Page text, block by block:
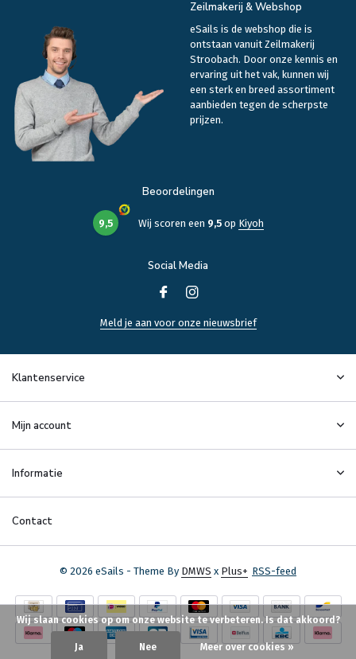
Zeilmakerij & Webshop
eSails is de webshop die is
ontstaan vanuit Zeilmakerij
Stroobach. Door onze kennis en
ervaring uit het vak, kunnen wij
een sterk en breed assortiment
aanbieden tegen de scherpste
prijzen.
Beoordelingen
9,5 Wij scoren een 9,5op Kiyoh
Social Media
Meld je aan voor onze nieuwsbrief
Klantenservice
Mijn account
Informatie
Contact
© 2026 eSails - Theme By DMWS x Plus+ RSS-feed
Wij slaan cookies op om onze website te verbeteren. Is dat akkoord?
Ja Nee Meer over cookies »